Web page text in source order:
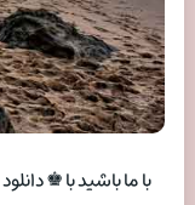
با ما باشید با ♚